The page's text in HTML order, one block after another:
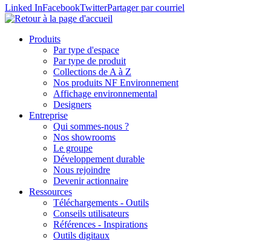
Linked InFacebookTwitterPartager par courriel
Produits
Par type d'espace
Par type de produit
Collections de A à Z
Nos produits NF Environnement
Affichage environnemental
Designers
Entreprise
Qui sommes-nous ?
Nos showrooms
Le groupe
Développement durable
Nous rejoindre
Devenir actionnaire
Ressources
Téléchargements - Outils
Conseils utilisateurs
Références - Inspirations
Outils digitaux